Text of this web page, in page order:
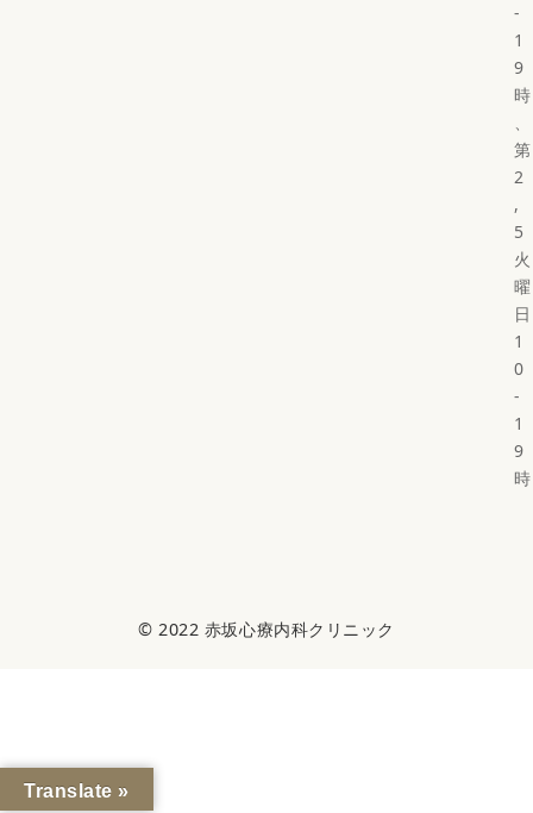
-
1
9
時
、
第
2
,
5
火
曜
日
1
0
-
1
9
時
© 2022 赤坂心療内科クリニック
Translate »